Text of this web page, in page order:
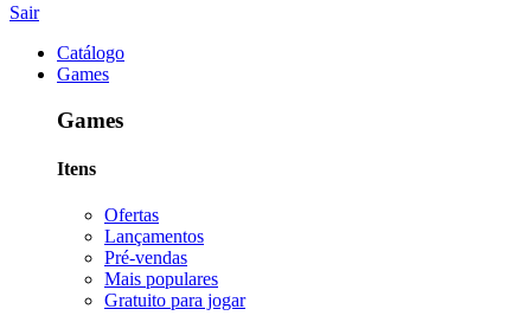
Sair
Catálogo
Games
Games
Itens
Ofertas
Lançamentos
Pré-vendas
Mais populares
Gratuito para jogar